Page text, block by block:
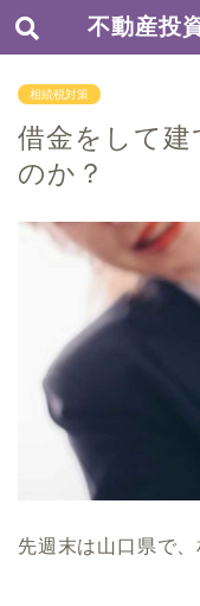
不動産投
相続税対策
借金をして建
のか？
先週末は山口県で